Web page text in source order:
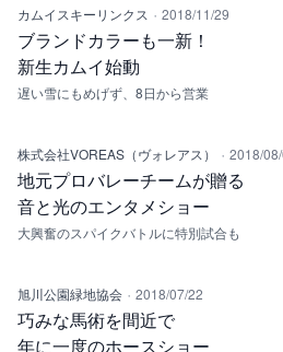
カムイスキーリンクス · 2018/11/29
ブランドカラーも一新！
新生カムイ始動
遅い雪にもめげず、8日から営業
株式会社VOREAS（ヴォレアス） · 2018/
地元プロバレーチームが贈る
音と光のエンタメショー
大興奮のスパイクバトルに特別試合も
旭川公園緑地協会 · 2018/07/22
巧みな馬術を間近で
年に一度のホースショー